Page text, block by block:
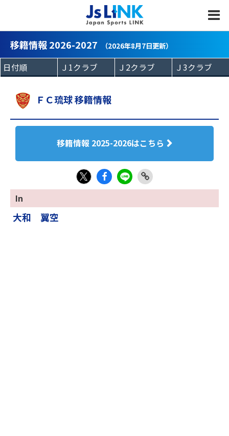
移籍情報 2026-2027 （2026年8月7日更新）
ＦＣ琉球 移籍情報
移籍情報 2025-2026はこちら
X
Fac
eb
LIN
E
Link
Copy
In
大和 翼空